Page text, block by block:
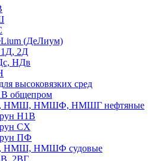
(ДеЛиум)
2Д
НДв
высоковязких сред
общепром
НМШ, НМШФ, НМШГ нефтяные
Н1В
СХ
ПФ
НМШ, НМШФ судовые
2ВГ